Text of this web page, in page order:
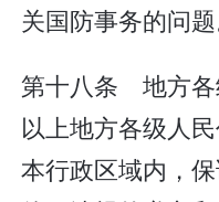
关国防事务的问题
第十八条 地方各
以上地方各级人
本行政区域内，